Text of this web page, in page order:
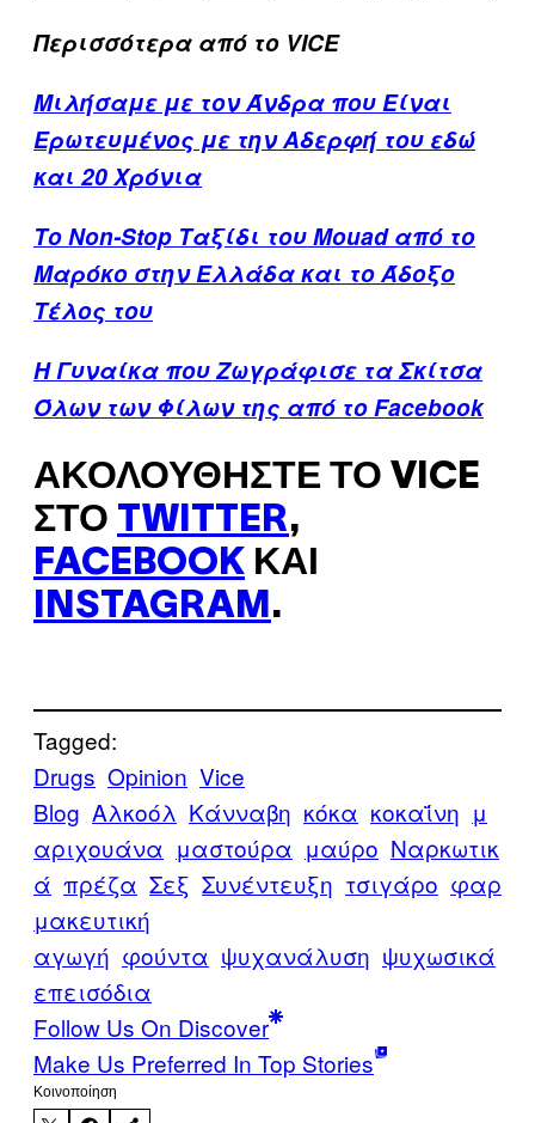
Περισσότερα από το VICE
Μιλήσαμε με τον Άνδρα που Είναι
Ερωτευμένος με την Αδερφή του εδώ
και 20 Χρόνια
Tο Non-Stop Ταξίδι του Mouad από το
Μαρόκο στην Ελλάδα και το Άδοξο
Τέλος του
Η Γυναίκα που Ζωγράφισε τα Σκίτσα
Όλων των Φίλων της από το Facebook
ΑΚΟΛΟΥΘΉΣΤΕ ΤΟ VICE
ΣΤΟ TWITTER,
FACEBOOK ΚΑΙ
INSTAGRAM .
Tagged:
Drugs Opinion Vice
Blog Αλκοόλ Κάνναβη κόκα κοκαΐνη μ
αριχουάνα μαστούρα μαύρο Ναρκωτικ
ά πρέζα Σεξ Συνέντευξη τσιγάρο φαρ
μακευτική
αγωγή φούντα ψυχανάλυση ψυχωσικά
επεισόδια
Follow Us On Discover
Make Us Preferred In Top Stories
Kοινοποίηση